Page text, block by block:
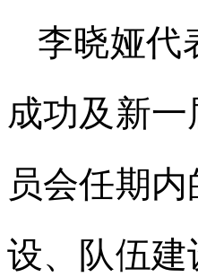
李晓娅代
成功及新
员会任期
设、队伍